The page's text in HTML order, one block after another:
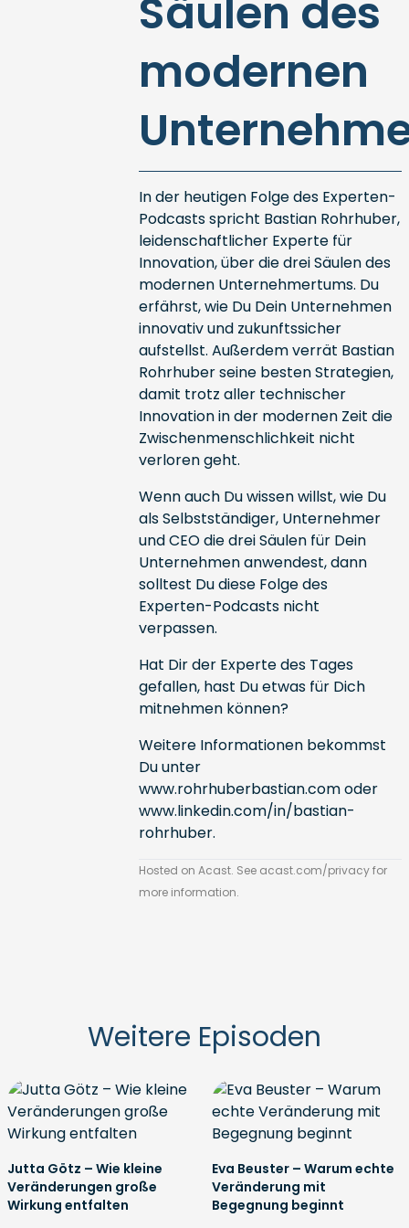
Säulen des
modernen
In der heutigen Folge des Experten-
Podcasts spricht Bastian Rohrhuber,
leidenschaftlicher Experte für
Innovation, über die drei Säulen des
modernen Unternehmertums. Du
erfährst, wie Du Dein Unternehmen
innovativ und zukunftssicher
aufstellst. Außerdem verrät Bastian
Rohrhuber seine besten Strategien,
damit trotz aller technischer
Innovation in der modernen Zeit die
Zwischenmenschlichkeit nicht
verloren geht.
Wenn auch Du wissen willst, wie Du
als Selbstständiger, Unternehmer
und CEO die drei Säulen für Dein
Unternehmen anwendest, dann
solltest Du diese Folge des
Experten-Podcasts nicht
verpassen.
Hat Dir der Experte des Tages
gefallen, hast Du etwas für Dich
mitnehmen können?
Weitere Informationen bekommst
Du unter
www.rohrhuberbastian.comoder
www.linkedin.com/in/bastian-
rohrhuber.
Hosted on Acast. See acast.com/privacyfor
more information.
Weitere Episoden
Jutta Götz – Wie kleine
Veränderungen große
Wirkung entfalten
Eva Beuster – Warum echte
Veränderung mit
Begegnung beginnt